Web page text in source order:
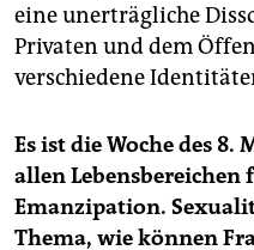
eine unerträgliche
Privaten und dem
verschiedene
Es ist die Woche des
allen
Emanzipation.
Thema, wie können